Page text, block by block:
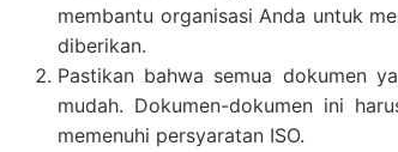
membantu organisasi Anda untuk
diberikan.
Pastikan bahwa semua dokumen
mudah. Dokumen-dokumen ini
memenuhi persyaratan ISO.